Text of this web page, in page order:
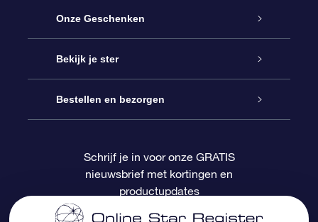
Service
Contact
Blog
OSR Recensies
Onze Geschenken
Online Star Gift
OSR Cadeaupakket
OSR Cadeaukaart
Relatiegeschenken
Bekijk je ster
Sterrenregister
Gepersonaliseerde sterrenpagina
One Million Stars
Bestellen en bezorgen
Betalingsinformatie
Verzendinformatie
Schrijf je in voor onze GRATIS
nieuwsbrief met kortingen en
productupdates